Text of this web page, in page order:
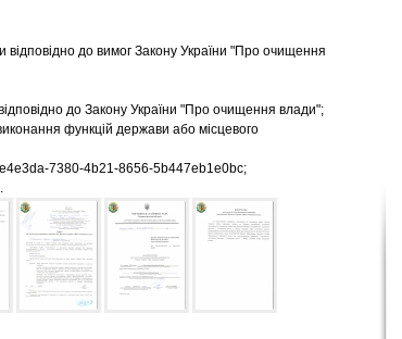
до вимог Закону України "Про очищення
до Закону України "Про очищення влади";
функцій держави або місцевого
7380-4b21-8656-5b447eb1e0bc;